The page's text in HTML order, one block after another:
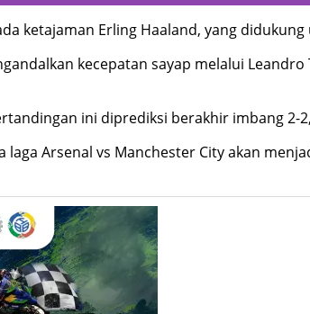
ketajaman Erling Haaland, yang
kecepatan sayap melalui
ini diprediksi berakhir imbang 2-
laga Arsenal vs Manchester City akan